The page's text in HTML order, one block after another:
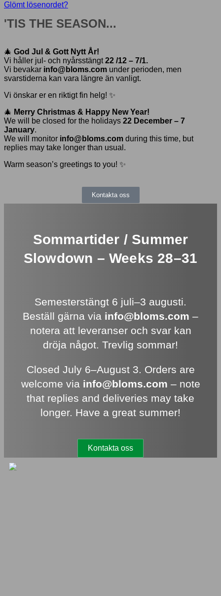
Glömt lösenordet?
'TIS THE SEASON...
🎄 God Jul & Gott Nytt År!
Vi håller jul- och nyårsstängt22 /12 – 7/1.
Vi bevakar info@bloms.com under perioden, men
svarstiderna kan vara längre än vanligt.
Vi önskar er en riktigt fin helg! ✨
🎄 Merry Christmas & Happy New Year!
We will be closed for the holidays 22 December – 7
January.
We will monitor info@bloms.com during this time, but
replies may take longer than usual.
Warm season’s greetings to you! ✨
Kontakta oss
Sommartider / Summer
Slowdown – Weeks 28–31
Semesterstängt 6 juli–3 augusti.
Beställ gärna via info@bloms.com –
notera att leveranser och svar kan
dröja något. Trevlig sommar!
Closed July 6–August 3. Orders are
welcome via info@bloms.com – note
that replies and deliveries may take
longer. Have a great summer!
Kontakta oss